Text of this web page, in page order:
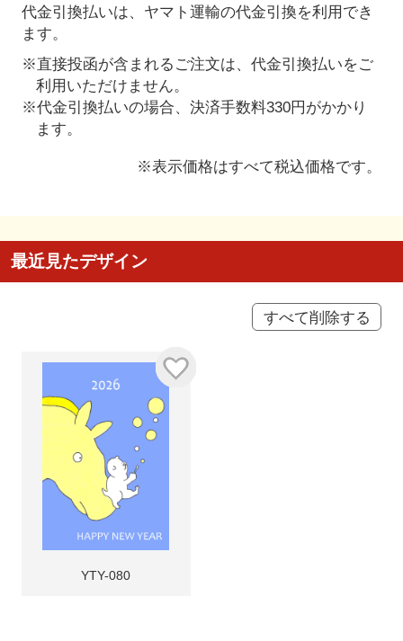
代金引換払いは、ヤマト運輸の代金引換を利用でき
ます。
※直接投函が含まれるご注文は、代金引換払いをご
利用いただけません。
※代金引換払いの場合、決済手数料330円がかかり
ます。
※表示価格はすべて税込価格です。
最近見たデザイン
すべて削除する
YTY-080